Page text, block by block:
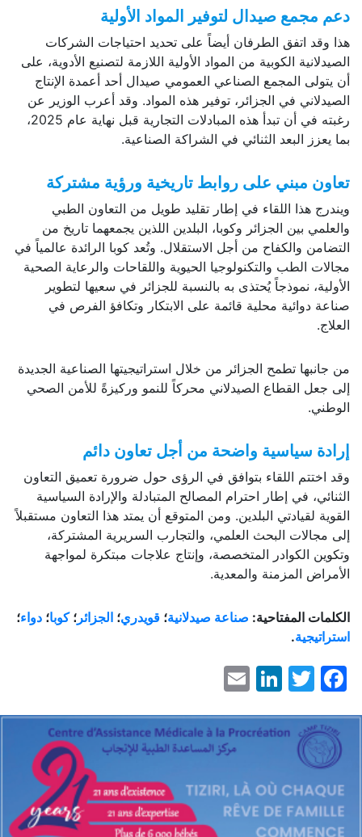
دعم مجمع صيدال لتوفير المواد الأولية
هذا وقد اتفق الطرفان أيضاً على تحديد احتياجات الشركات
الصيدلانية الكوبية من المواد الأولية اللازمة لتصنيع الأدوية، على
أن يتولى المجمع الصناعي العمومي صيدال أحد أعمدة الإنتاج
الصيدلاني في الجزائر، توفير هذه المواد. وقد أعرب الوزير عن
رغبته في أن تبدأ هذه المبادلات التجارية قبل نهاية عام 2025،
بما يعزز البعد الثنائي في الشراكة الصناعية.
تعاون مبني على روابط تاريخية ورؤية مشتركة
ويندرج هذا اللقاء في إطار تقليد طويل من التعاون الطبي
والعلمي بين الجزائر وكوبا، البلدين اللذين يجمعهما تاريخ من
التضامن والكفاح من أجل الاستقلال. وتُعد كوبا الرائدة عالمياً في
مجالات الطب والتكنولوجيا الحيوية واللقاحات والرعاية الصحية
الأولية، نموذجاً يُحتذى به بالنسبة للجزائر في سعيها لتطوير
صناعة دوائية محلية قائمة على الابتكار وتكافؤ الفرص في
العلاج.
من جانبها تطمح الجزائر من خلال استراتيجيتها الصناعية الجديدة
إلى جعل القطاع الصيدلاني محركاً للنمو وركيزةً للأمن الصحي
الوطني.
إرادة سياسية واضحة من أجل تعاون دائم
وقد اختتم اللقاء بتوافق في الرؤى حول ضرورة تعميق التعاون
الثنائي، في إطار احترام المصالح المتبادلة والإرادة السياسية
القوية لقيادتي البلدين. ومن المتوقع أن يمتد هذا التعاون مستقبلاً
إلى مجالات البحث العلمي، والتجارب السريرية المشتركة،
وتكوين الكوادر المتخصصة، وإنتاج علاجات مبتكرة لمواجهة
الأمراض المزمنة والمعدية.
الكلمات المفتاحية: صناعة صيدلانية؛ قويدري؛ الجزائر ؛كوبا؛ دواء؛
استراتيجية.
Facebook
Twitter
LinkedIn